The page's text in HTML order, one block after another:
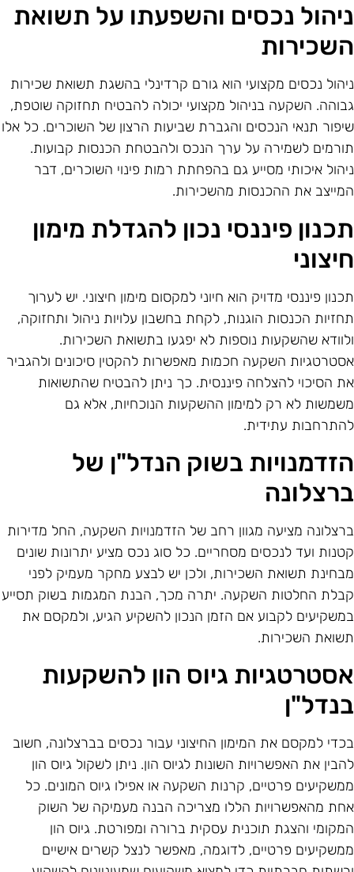
נכסים והשפעתו על תשואת
נכסים מקצועי הוא גורם קרדינלי בהשגת תשואת שכירות
השקעה בניהול מקצועי יכולה להבטיח תחזוקה שוטפת,
תנאי הנכסים והגברת שביעות הרצון של השוכרים. כל אלו
לשמירה על ערך הנכס ולהבטחת הכנסות קבועות.
איכותי מסייע גם בהפחתת רמות פינוי השוכרים, דבר
את ההכנסות מהשכירות.
פיננסי נכון להגדלת מימון
פיננסי מדויק הוא חיוני למקסום מימון חיצוני. יש לערוך
הכנסות הוגנות, לקחת בחשבון עלויות ניהול ותחזוקה,
שהשקעות נוספות לא יפגעו בתשואת השכירות.
השקעה חכמות מאפשרות להקטין סיכונים ולהגביר
הסיכוי להצלחה פיננסית. כך ניתן להבטיח שהתשואות
לא רק למימון ההשקעות הנוכחיות, אלא גם
עתידית.
בשוק הנדל"ן של
מציעה מגוון רחב של הזדמנויות השקעה, החל מדירות
ועד לנכסים מסחריים. כל סוג נכס מציע יתרונות שונים
תשואת השכירות, ולכן יש לבצע מחקר מעמיק לפני
החלטות השקעה. יתרה מכך, הבנת המגמות בשוק תסייע
לקבוע אם הזמן הנכון להשקיע הגיע, ולמקסם את
השכירות.
גיוס הון להשקעות
למקסם את המימון החיצוני עבור נכסים בברצלונה, חשוב
את האפשרויות השונות לגיוס הון. ניתן לשקול גיוס הון
פרטיים, קרנות השקעה או אפילו גיוס המונים. כל
מהאפשרויות הללו מצריכה הבנה מעמיקה של השוק
והצגת תוכנית עסקית ברורה ומפורטת. גיוס הון
פרטיים, לדוגמה, מאפשר לנצל קשרים אישיים